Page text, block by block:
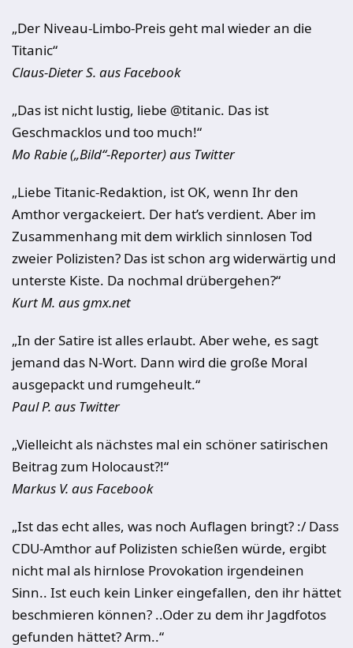
„Der Niveau-Limbo-Preis geht mal wieder an die
Titanic“
Claus-Dieter S. aus Facebook
„Das ist nicht lustig, liebe @titanic. Das ist
Geschmacklos und too much!“
Mo Rabie („Bild“-Reporter) aus Twitter
„Liebe Titanic-Redaktion, ist OK, wenn Ihr den
Amthor vergackeiert. Der hat’s verdient. Aber im
Zusammenhang mit dem wirklich sinnlosen Tod
zweier Polizisten? Das ist schon arg widerwärtig und
unterste Kiste. Da nochmal drübergehen?“
Kurt M. aus gmx.net
„In der Satire ist alles erlaubt. Aber wehe, es sagt
jemand das N-Wort. Dann wird die große Moral
ausgepackt und rumgeheult.“
Paul P. aus Twitter
„Vielleicht als nächstes mal ein schöner satirischen
Beitrag zum Holocaust?!“
Markus V. aus Facebook
„Ist das echt alles, was noch Auflagen bringt? :/ Dass
CDU-Amthor auf Polizisten schießen würde, ergibt
nicht mal als hirnlose Provokation irgendeinen
Sinn.. Ist euch kein Linker eingefallen, den ihr hättet
beschmieren können? ..Oder zu dem ihr Jagdfotos
gefunden hättet? Arm..“